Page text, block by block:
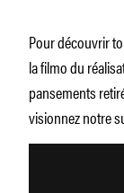
Pour découvrir
la filmo du
pansements
visionnez notre